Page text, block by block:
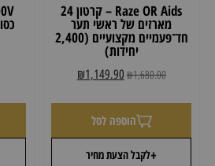
Raze OR Aids – קרטון 24
מארזים של ראשי תער
חד־פעמיים מקצועיים (2,400
יחידות)
₪1,680.00
₪1,149.90
+לקבל הצעת מחיר
הוספה לסל